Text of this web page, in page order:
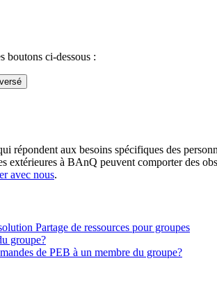
boutons ci-dessous :
répondent aux besoins spécifiques des
extérieures à BAnQ peuvent comporter des
avec nous.
Partage de ressources pour groupes
groupe?
de PEB à un membre du groupe?